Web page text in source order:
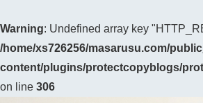
Warning: Undefined array key
/home/xs726256/masarusu.com/
content/plugins/protectcopyblogs/
on line 306